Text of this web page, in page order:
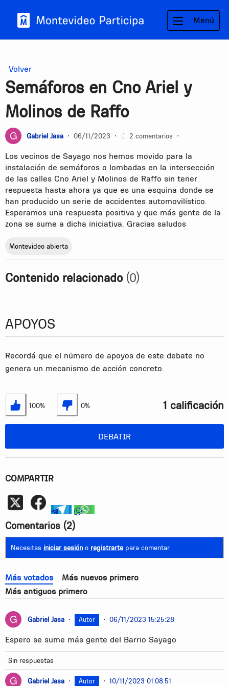
Menú
Volver
Semáforos en Cno Ariel y
Molinos de Raffo
Gabriel Jasa • 06/11/2023 • 2 comentarios •
Los vecinos de Sayago nos hemos movido para la
instalación de semáforos o lombadas en la intersección
de las calles Cno Ariel y Molinos de Raffo sin tener
respuesta hasta ahora ya que es una esquina donde se
han producido un serie de accidentes automovilístico.
Esperamos una respuesta positiva y que más gente de la
zona se sume a dicha iniciativa. Gracias saludos
Montevideo abierta
Contenido relacionado (0)
APOYOS
Recordá que el número de apoyos de este debate no
genera un mecanismo de acción concreto.
Estoy de acuerdo
100%
No estoy de acuerdo
0% 1 calificación
DEBATIR
COMPARTIR
telegramwhatsapp
Comentarios (2)
Necesitas iniciar sesióno registrartepara comentar.
Más votados
Más nuevos primero
Más antiguos primero
Gabriel Jasa • Autor • 06/11/2023 15:25:28
Espero se sume más gente del Barrio Sayago
Sin respuestas
Gabriel Jasa • Autor • 10/11/2023 01:08:51